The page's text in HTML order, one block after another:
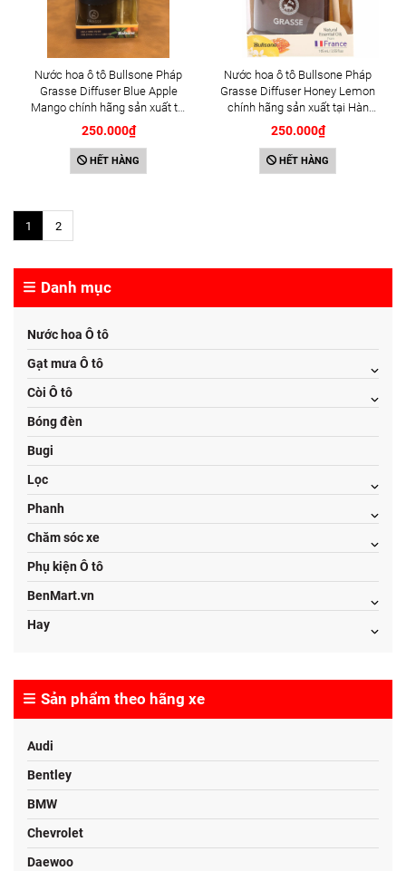
Danh mục
Nước hoa Ô tô
Gạt mưa Ô tô
Còi Ô tô
Bóng đèn
Bugi
Lọc
Phanh
Chăm sóc xe
Phụ kiện Ô tô
BenMart.vn
Hay
Sản phẩm theo hãng xe
Audi
Bentley
BMW
Chevrolet
Daewoo
Nước hoa ô tô Bullsone Pháp
Grasse Diffuser Blue Apple
Mango chính hãng sản xuất tại
Hàn Quốc 100% tinh dầu thiên
nhiên - Mùi Hương táo xoài
250.000₫
HẾT HÀNG
Nước hoa ô tô Bullsone Pháp
Grasse Diffuser Honey Lemon
chính hãng sản xuất tại Hàn
Quốc 100% tinh dầu thiên nhiên
- Mùi Hương chanh mật ong
250.000₫
HẾT HÀNG
1 2